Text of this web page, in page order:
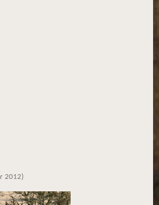
2012)